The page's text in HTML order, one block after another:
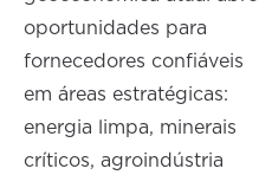
oportunidades para
fornecedores confiáveis
em áreas estratégicas:
energia limpa, minerais
críticos, agroindústria